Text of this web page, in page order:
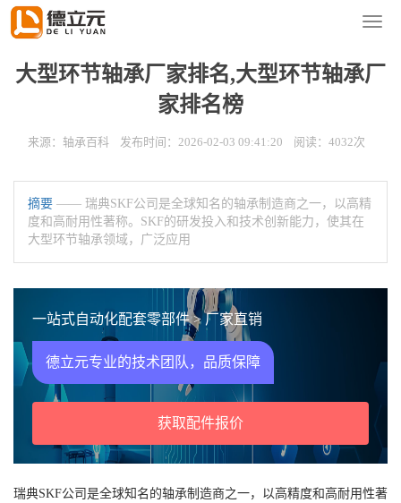
导
您的位置：首页
大型环节轴承厂家排名,大型环节轴承厂
家排名榜
来源：轴承百科 发布时间：2026-02-03 09:41:20 阅读：4032次
摘要 —— 瑞典SKF公司是全球知名的轴承制造商之一，以高精
度和高耐用性著称。SKF的研发投入和技术创新能力，使其在
大型环节轴承领域，广泛应用
一站式自动化配套零部件 > 厂家直销
德立元专业的技术团队，品质保障
获取配件报价
瑞典SKF公司是全球知名的轴承制造商之一，以高精度和高耐用性著